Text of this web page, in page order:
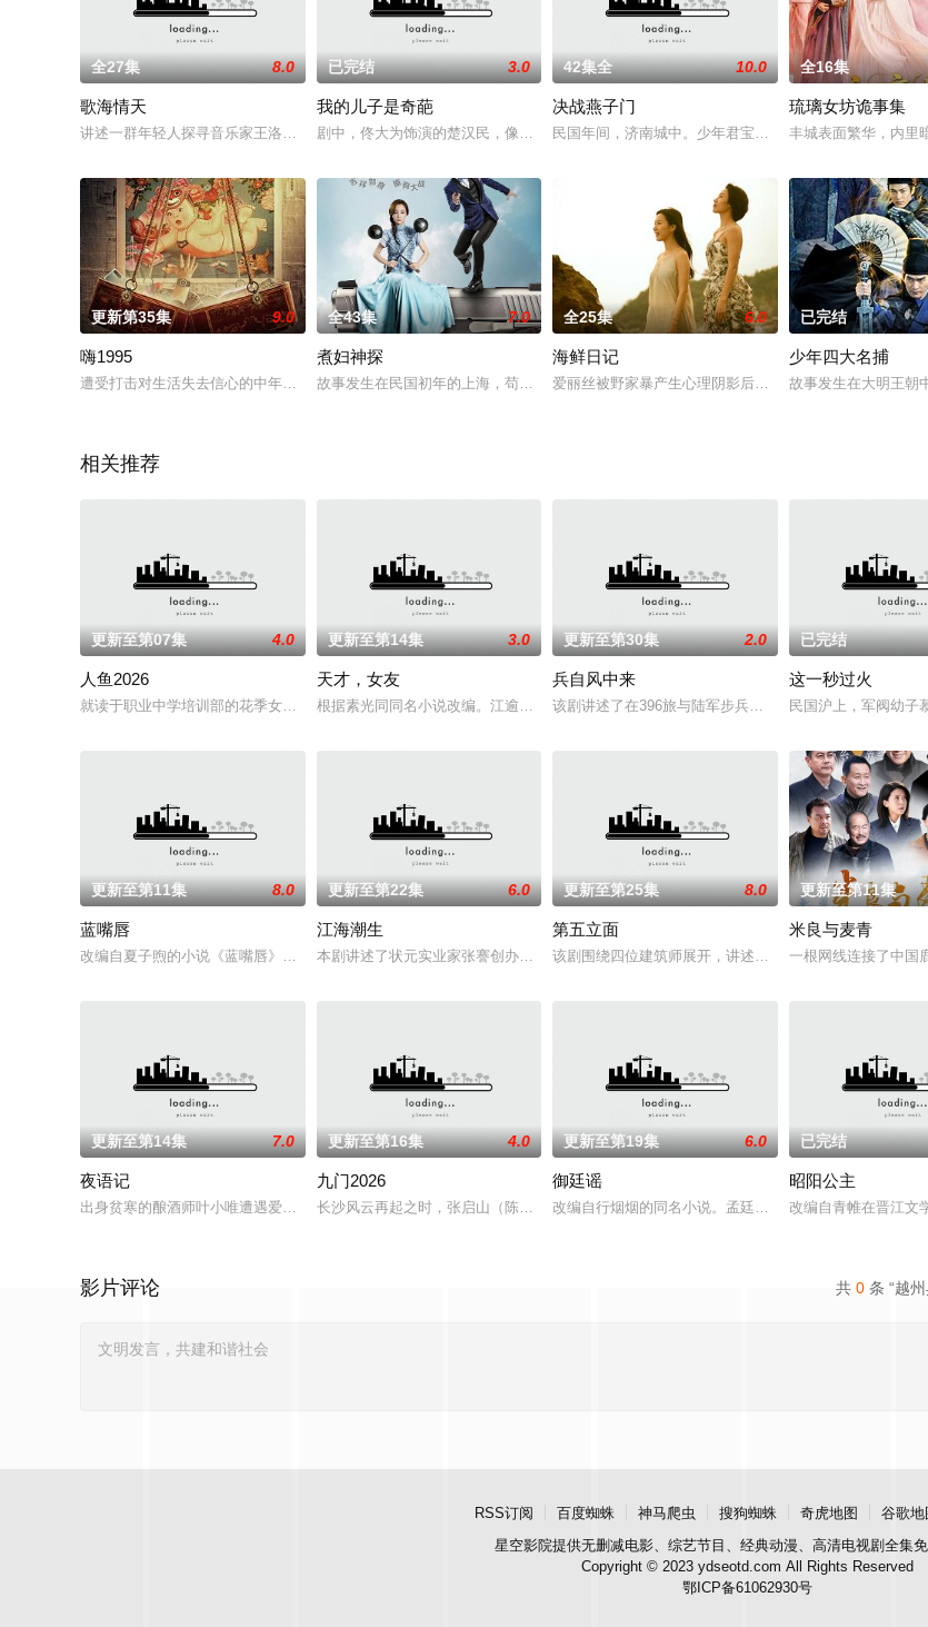
全27集 8.0
歌海情天
讲述一群年轻人探寻音乐家王洛宾的人生历程的故事。
已完结 3.0
我的儿子是奇葩
剧中，佟大为饰演的楚汉民，像千万个北漂一样，大学毕业从二三线城市来到大都市北京，虽
42集全 10.0
决战燕子门
民国年间，济南城中。少年君宝为人正直 ，智勇双全，他
全16集
琉璃女坊诡事集
丰城表面繁华，内里
更新第35集 9.0
嗨1995
遭受打击对生活失去信心的中年男子张大宝（张维伊 饰），意外回到年轻时的1995年，遇到了22岁的自己，在经历了一系列碰撞之后
全43集 7.0
煮妇神探
故事发生在民国初年的上海，苟吉祥（李小璐 饰）本是一介贤惠勤恳的家庭主妇，却被卷入了
全25集 6.0
海鲜日记
爱丽丝被野家暴产生心理阴影后对男人产生了极致的偏见
已完结
少年四大名捕
故事发生在大明王朝
相关推荐
更新至第07集 4.0
人鱼2026
就读于职业中学培训部的花季女生苏琳（黄杨钿甜 饰），虽自小被父母忽视，在艰苦环境中长大，但她始终刻苦学习，憧憬未来。为
更新至第14集 3.0
天才，女友
根据素光同同名小说改编。江逾白长大以后，林知夏忽然对他说：“江逾白，我喜欢你，哲学和
更新至第30集 2.0
兵自风中来
该剧讲述了在396旅与陆军步兵学院联合举办的小型军事
已完结
这一秒过火
民国沪上，军阀幼子
更新至第11集 8.0
蓝嘴唇
改编自夏子煦的小说《蓝嘴唇》。藤墨与伍十弦因一场乌龙“神药”事件相遇，在成人用品店与酒吧的霓虹外衣下展开相互救赎的故事
更新至第22集 6.0
江海潮生
本剧讲述了状元实业家张謇创办大生企业，实业报国的故事。甲午战争后，国家蒙羞，张謇虽高
更新至第25集 8.0
第五立面
该剧围绕四位建筑师展开，讲述了他们在中意合作项目中
更新至第11集
米良与麦青
一根网线连接了中国
更新至第14集 7.0
夜语记
出身贫寒的酿酒师叶小唯遭遇爱人程桉、恩师林晚媚的双重背叛。她从恨意中涅槃重生，借私生女桑落的身份入住程家。她步步为营
更新至第16集 4.0
九门2026
长沙风云再起之时，张启山（陈伟霆 饰）与吴老狗（曾舜晞 饰）强强联手，携手霍仙姑（陈瑶
更新至第19集 6.0
御廷谣
改编自行烟烟的同名小说。孟廷辉，大平王朝有史以来个
已完结
昭阳公主
改编自青帷在晋江文
共 0 条 “越
影片评论
RSS订阅 百度蜘蛛 神马爬虫 搜狗蜘蛛 奇虎地图 谷歌地
星空影院提供无删减电影、综艺节目、经典动漫、高清电视剧全集
Copyright © 2023 ydseotd.com All Rights Reserved
鄂ICP备61062930号